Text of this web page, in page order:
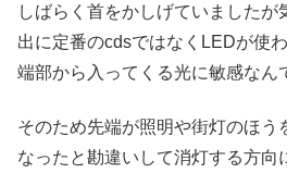
しばらく首をかしげていましたが
出に定番のcdsではなくLEDが使
端部から入ってくる光に敏感なん
そのため先端が照明や街灯のほう
なったと勘違いして消灯する方向